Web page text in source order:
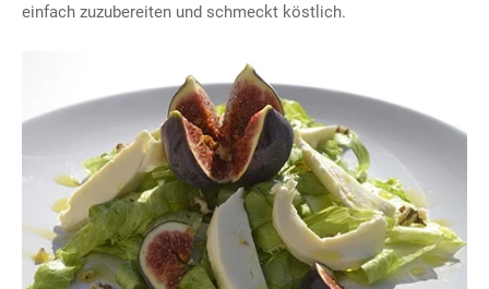
einfach zuzubereiten und schmeckt köstlich.